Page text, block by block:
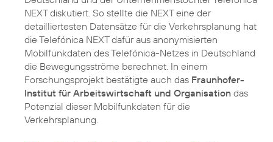
NEXT diskutiert. So stellte die NEXT eine der
detailliertesten Datensätze für die Verkehrsplanung hat
die Telefónica NEXT dafür aus anonymisierten
Mobilfunkdaten des Telefónica-Netzes in Deutschland
die Bewegungsströme berechnet. In einem
Forschungsprojekt bestätigte auch das Fraunhofer-
Institut für Arbeitswirtschaft und Organisation das
Potenzial dieser Mobilfunkdaten für die
Verkehrsplanung.